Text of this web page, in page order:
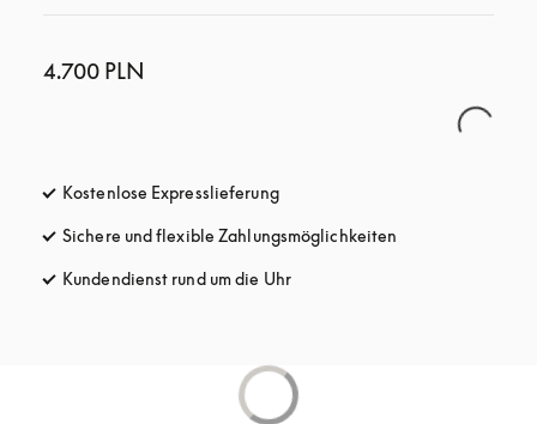
4.700 PLN
Kostenlose Expresslieferungöffnet sich in einem neuen Tab
Sichere und flexible Zahlungsmöglichkeiten
Kundendienst rund um die Uhröffnet sich in einem neuen Tab